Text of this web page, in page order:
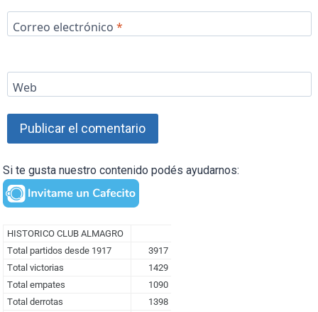
Correo electrónico *
Web
Si te gusta nuestro contenido podés ayudarnos: